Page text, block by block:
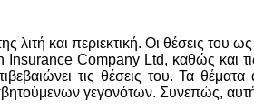
λιτή και περιεκτική. Οι θέσεις του
Insurance Company Ltd, καθώς και
τις θέσεις του. Τα
γεγονότων. Συνεπώς,